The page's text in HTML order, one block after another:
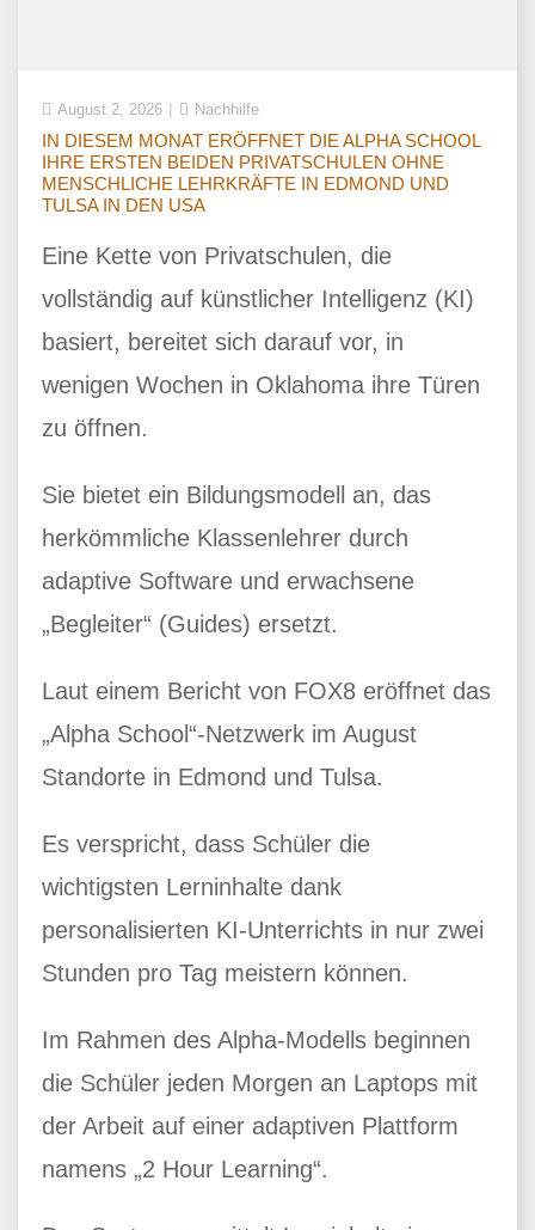
August 2, 2026 Nachhilfe
IN DIESEM MONAT ERÖFFNET DIE ALPHA SCHOOL
IHRE ERSTEN BEIDEN PRIVATSCHULEN OHNE
MENSCHLICHE LEHRKRÄFTE IN EDMOND UND
TULSA IN DEN USA
Eine Kette von Privatschulen, die
vollständig auf künstlicher Intelligenz (KI)
basiert, bereitet sich darauf vor, in
wenigen Wochen in Oklahoma ihre Türen
zu öffnen.
Sie bietet ein Bildungsmodell an, das
herkömmliche Klassenlehrer durch
adaptive Software und erwachsene
„Begleiter“ (Guides) ersetzt.
Laut einem Bericht von FOX8 eröffnet das
„Alpha School“-Netzwerk im August
Standorte in Edmond und Tulsa.
Es verspricht, dass Schüler die
wichtigsten Lerninhalte dank
personalisierten KI-Unterrichts in nur zwei
Stunden pro Tag meistern können.
Im Rahmen des Alpha-Modells beginnen
die Schüler jeden Morgen an Laptops mit
der Arbeit auf einer adaptiven Plattform
namens „2 Hour Learning“.